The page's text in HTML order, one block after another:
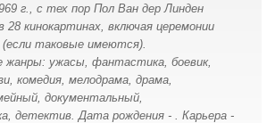
г., с тех пор Пол Ван дер Линден
28 кинокартинах, включая церемонии
(если таковые имеются).
жанры: ужасы, фантастика, боевик,
комедия, мелодрама, драма,
документальный,
детектив. Дата рождения - . Карьера -